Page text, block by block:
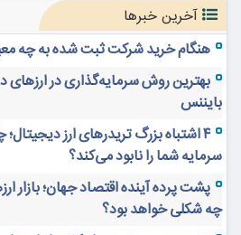
آخرین خبرها
هنگام خرید شرکت ثبت شده به چه
بهترین روش سرمایه‌گذاری در ارزهای
بایننس
۴ اشتباه بزرگ تریدرهای ارز
سرمایه شما را نابود می‌کند؟
چه شکلی خواهد بود؟